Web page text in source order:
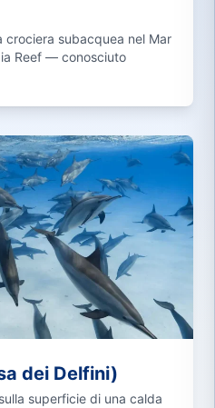
crociera subacquea nel Mar
Reef — conosciuto
dei Delfini)
superficie di una calda